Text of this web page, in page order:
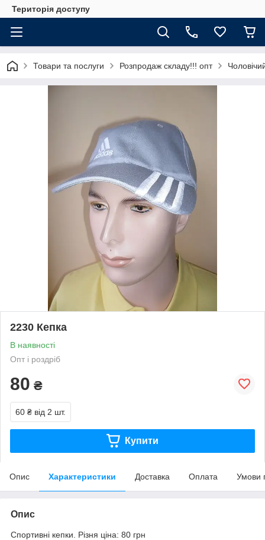
Територія доступу
Товари та послуги Розпродаж складу!!! опт
2230 Кепка
В наявності
Опт і роздріб
80 ₴
60 ₴ від 2 шт.
Купити
Опис Характеристики Доставка Оплата Умови
Опис
Спортивні кепки. Різня ціна: 80 грн